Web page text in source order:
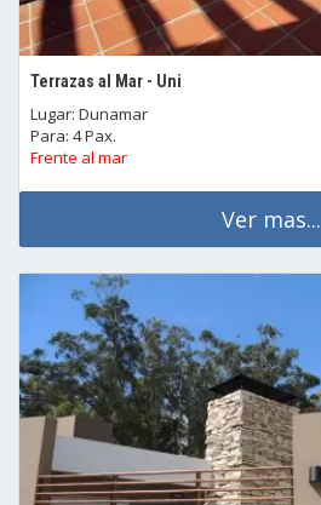
Terrazas al Mar - Uni
Lugar: Dunamar
Para: 4 Pax.
Frente al mar
Ver mas...